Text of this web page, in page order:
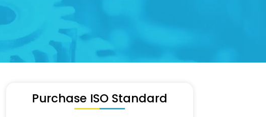
Purchase ISO Standard